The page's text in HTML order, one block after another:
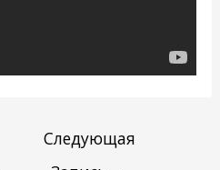
Следующая